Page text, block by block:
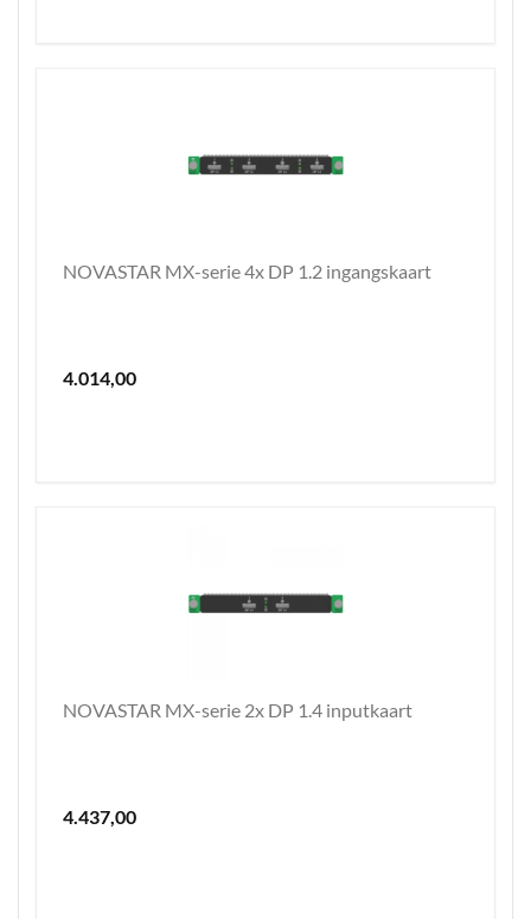
NOVASTAR MX-serie 4x DP 1.2 ingangskaart
4.014,00
NOVASTAR MX-serie 2x DP 1.4 inputkaart
4.437,00